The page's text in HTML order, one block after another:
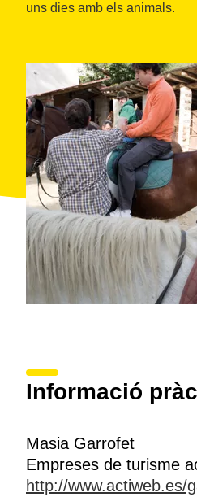
uns dies amb els animals.
Informació
Masia Garrofet
Empreses de turisme
http://www.actiweb.es/